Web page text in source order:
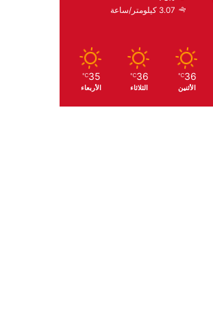
3.07 كيلومتر/ساعة
36
℃
الأثنين
36
℃
الثلاثاء
35
℃
الأربعاء